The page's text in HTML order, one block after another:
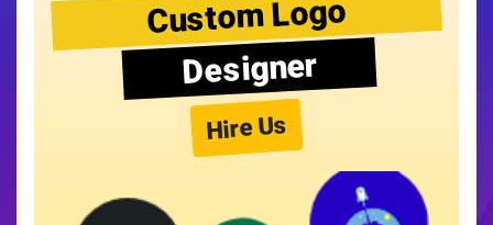
Custom Logo
Designer
Hire Us